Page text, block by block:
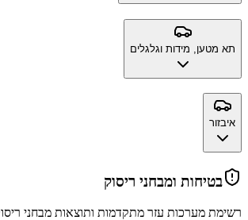
תא מטען, מידות וגלגלים
איבזור
בטיחות ומבחני ריסוק
רשימת מערכות עזר מתקדמות ותוצאות מבחני